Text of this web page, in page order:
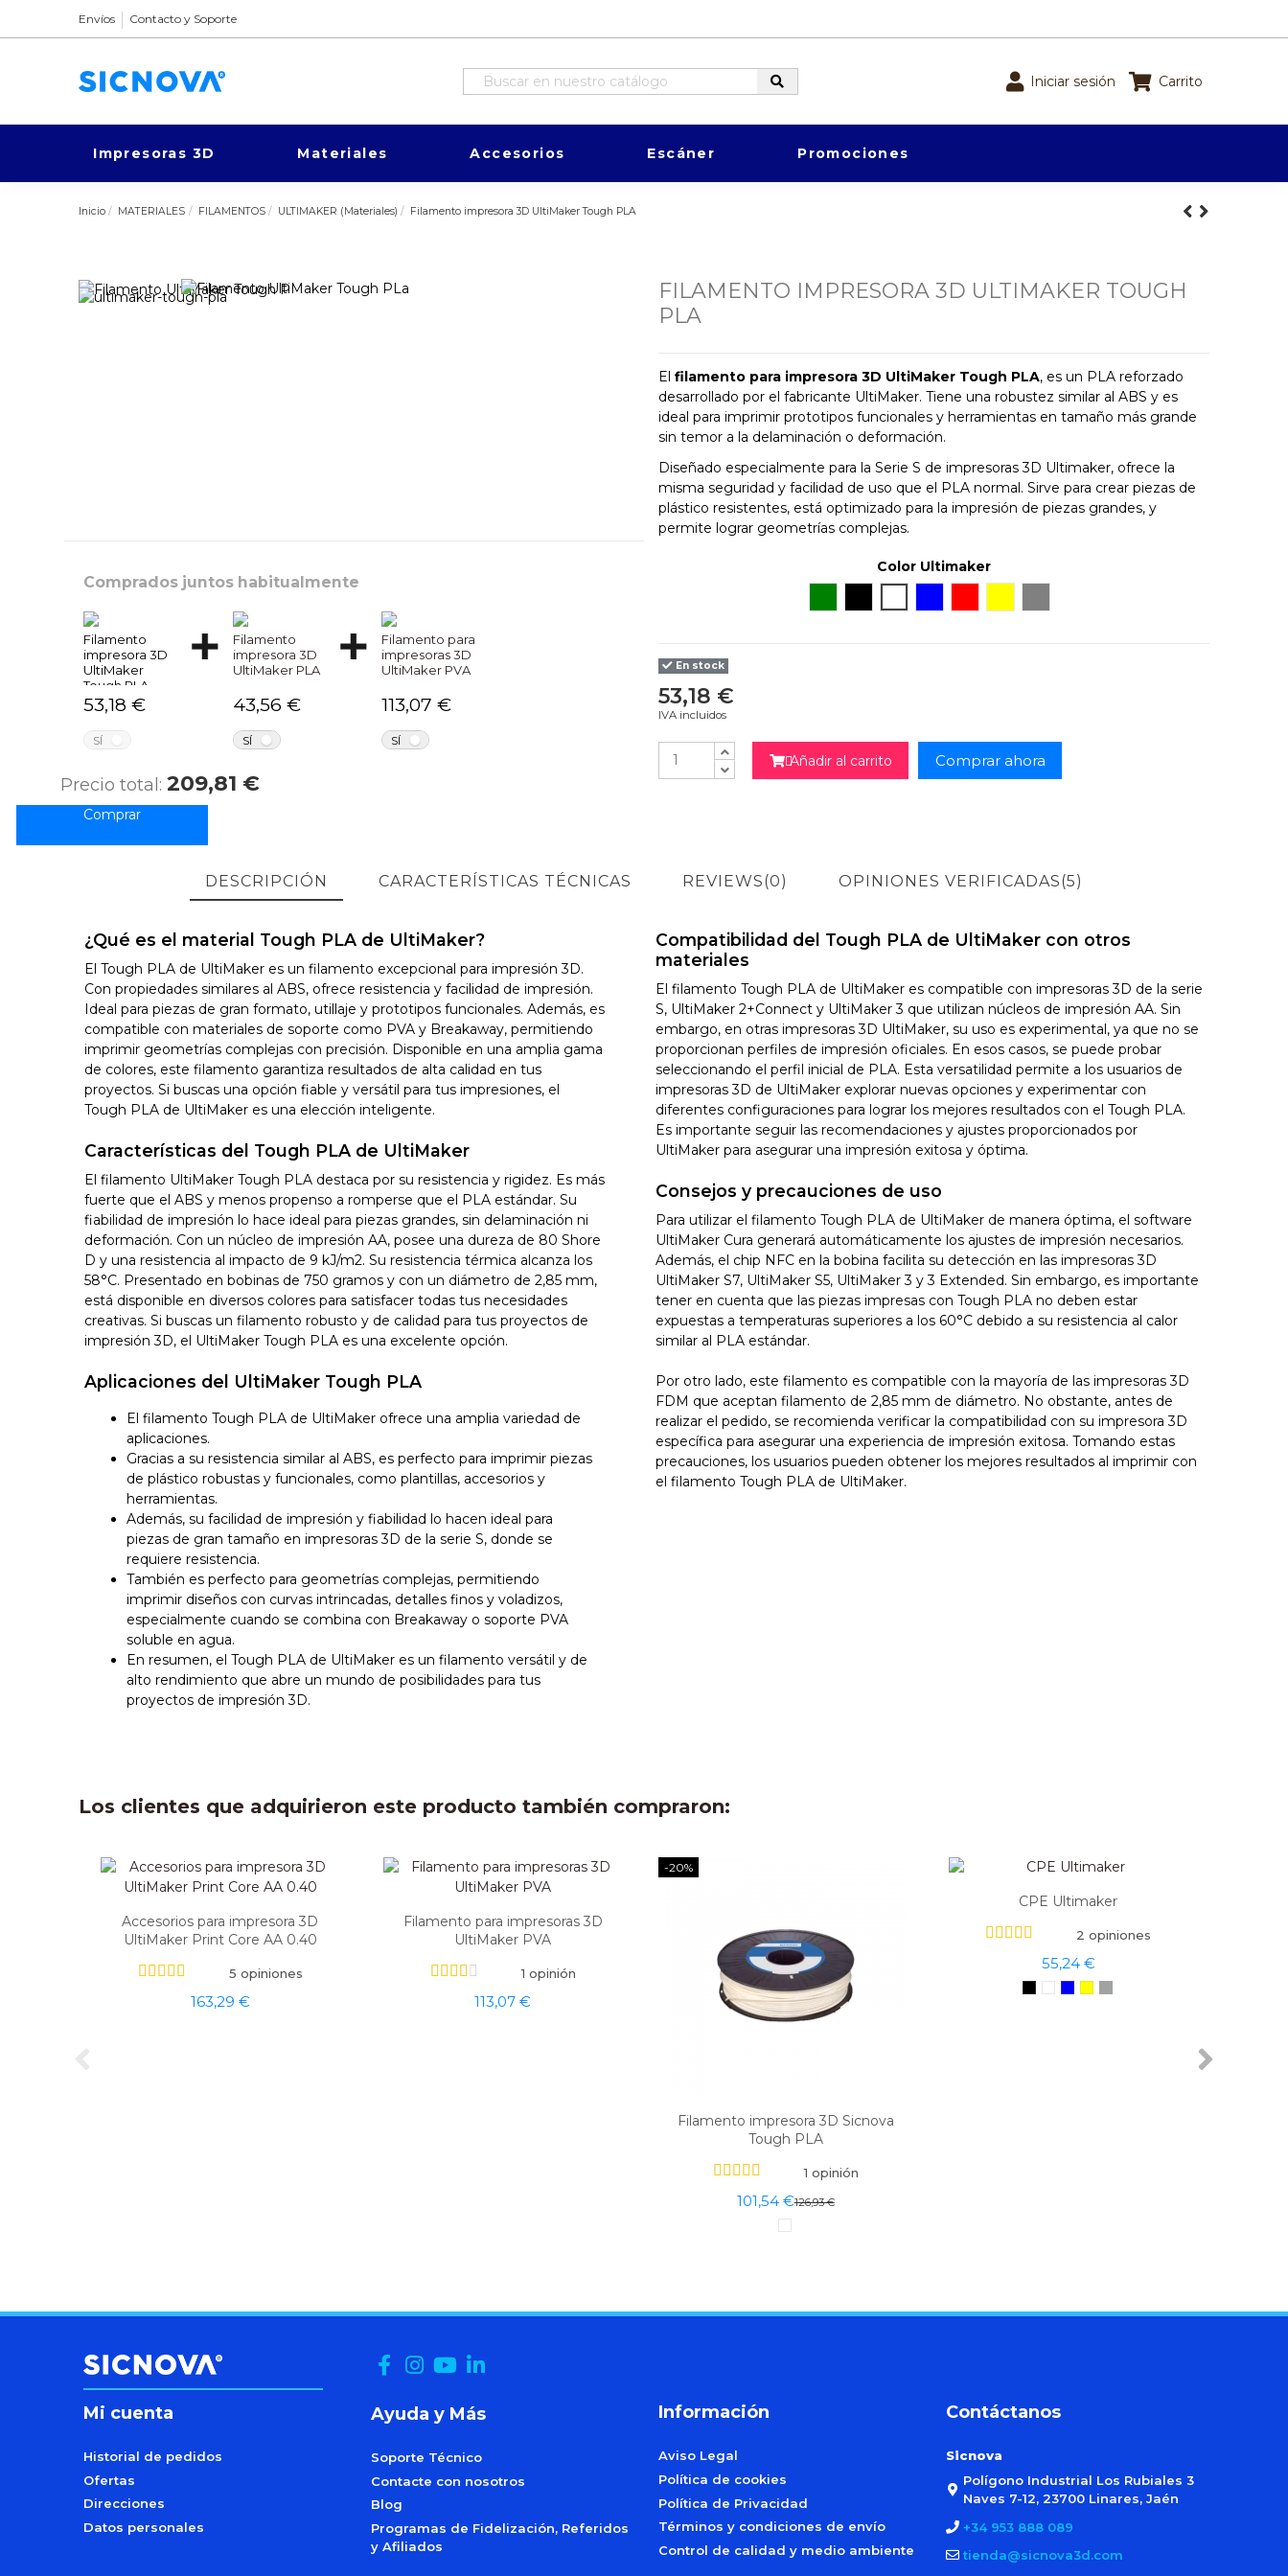
Envíos Contacto y Soporte
Iniciar sesión Carrito
Impresoras 3D Materiales Accesorios Escáner Promociones
Inicio MATERIALES FILAMENTOS ULTIMAKER (Materiales) Filamento impresora 3D UltiMaker Tough PLA
FILAMENTO IMPRESORA 3D ULTIMAKER TOUGH
PLA
El filamento para impresora 3D UltiMaker Tough PLA, es un PLA reforzado
desarrollado por el fabricante UltiMaker. Tiene una robustez similar al ABS y es
ideal para imprimir prototipos funcionales y herramientas en tamaño más grande
sin temor a la delaminación o deformación.
Diseñado especialmente para la Serie S de impresoras 3D Ultimaker, ofrece la
misma seguridad y facilidad de uso que el PLA normal. Sirve para crear piezas de
plástico resistentes, está optimizado para la impresión de piezas grandes, y
permite lograr geometrías complejas.
Color Ultimaker
En stock
53,18 €
IVA incluidos

Añadir al carrito Comprar ahora
Comprados juntos habitualmente
Filamento
impresora 3D
UltiMaker
Tough PLA
53,18 €
SÍ
Filamento
impresora 3D
UltiMaker PLA
43,56 €
SÍ
Filamento para
impresoras 3D
UltiMaker PVA
113,07 €
SÍ
Precio total:209,81 €
DESCRIPCIÓN CARACTERÍSTICAS TÉCNICAS REVIEWS(0) OPINIONES VERIFICADAS(5)
¿Qué es el material Tough PLA de UltiMaker?
El Tough PLA de UltiMaker es un filamento excepcional para impresión 3D.
Con propiedades similares al ABS, ofrece resistencia y facilidad de impresión.
Ideal para piezas de gran formato, utillaje y prototipos funcionales. Además, es
compatible con materiales de soporte como PVA y Breakaway, permitiendo
imprimir geometrías complejas con precisión. Disponible en una amplia gama
de colores, este filamento garantiza resultados de alta calidad en tus
proyectos. Si buscas una opción fiable y versátil para tus impresiones, el
Tough PLA de UltiMaker es una elección inteligente.
Características del Tough PLA de UltiMaker
El filamento UltiMaker Tough PLA destaca por su resistencia y rigidez. Es más
fuerte que el ABS y menos propenso a romperse que el PLA estándar. Su
fiabilidad de impresión lo hace ideal para piezas grandes, sin delaminación ni
deformación. Con un núcleo de impresión AA, posee una dureza de 80 Shore
D y una resistencia al impacto de 9 kJ/m2. Su resistencia térmica alcanza los
58°C. Presentado en bobinas de 750 gramos y con un diámetro de 2,85 mm,
está disponible en diversos colores para satisfacer todas tus necesidades
creativas. Si buscas un filamento robusto y de calidad para tus proyectos de
impresión 3D, el UltiMaker Tough PLA es una excelente opción.
Aplicaciones del UltiMaker Tough PLA
El filamento Tough PLA de UltiMaker ofrece una amplia variedad de
aplicaciones.
Gracias a su resistencia similar al ABS, es perfecto para imprimir piezas
de plástico robustas y funcionales, como plantillas, accesorios y
herramientas.
Además, su facilidad de impresión y fiabilidad lo hacen ideal para
piezas de gran tamaño en impresoras 3D de la serie S, donde se
requiere resistencia.
También es perfecto para geometrías complejas, permitiendo
imprimir diseños con curvas intrincadas, detalles finos y voladizos,
especialmente cuando se combina con Breakaway o soporte PVA
soluble en agua.
En resumen, el Tough PLA de UltiMaker es un filamento versátil y de
alto rendimiento que abre un mundo de posibilidades para tus
proyectos de impresión 3D.
Compatibilidad del Tough PLA de UltiMaker con otros
materiales
El filamento Tough PLA de UltiMaker es compatible con impresoras 3D de la serie
S, UltiMaker 2+Connect y UltiMaker 3 que utilizan núcleos de impresión AA. Sin
embargo, en otras impresoras 3D UltiMaker, su uso es experimental, ya que no se
proporcionan perfiles de impresión oficiales. En esos casos, se puede probar
seleccionando el perfil inicial de PLA. Esta versatilidad permite a los usuarios de
impresoras 3D de UltiMaker explorar nuevas opciones y experimentar con
diferentes configuraciones para lograr los mejores resultados con el Tough PLA.
Es importante seguir las recomendaciones y ajustes proporcionados por
UltiMaker para asegurar una impresión exitosa y óptima.
Consejos y precauciones de uso
Para utilizar el filamento Tough PLA de UltiMaker de manera óptima, el software
UltiMaker Cura generará automáticamente los ajustes de impresión necesarios.
Además, el chip NFC en la bobina facilita su detección en las impresoras 3D
UltiMaker S7, UltiMaker S5, UltiMaker 3 y 3 Extended. Sin embargo, es importante
tener en cuenta que las piezas impresas con Tough PLA no deben estar
expuestas a temperaturas superiores a los 60°C debido a su resistencia al calor
similar al PLA estándar.
Por otro lado, este filamento es compatible con la mayoría de las impresoras 3D
FDM que aceptan filamento de 2,85 mm de diámetro. No obstante, antes de
realizar el pedido, se recomienda verificar la compatibilidad con su impresora 3D
específica para asegurar una experiencia de impresión exitosa. Tomando estas
precauciones, los usuarios pueden obtener los mejores resultados al imprimir con
el filamento Tough PLA de UltiMaker.
Los clientes que adquirieron este producto también compraron:
Accesorios para impresora 3D
UltiMaker Print Core AA 0.40
5 opiniones
163,29 €
Filamento para impresoras 3D
UltiMaker PVA
1 opinión
113,07 €
-20%
Filamento impresora 3D Sicnova
Tough PLA
1 opinión
101,54 €126,93 €
CPE Ultimaker
2 opiniones
55,24 €
Mi cuenta
Historial de pedidos
Ofertas
Direcciones
Datos personales
Ayuda y Más
Soporte Técnico
Contacte con nosotros
Blog
Programas de Fidelización, Referidos
y Afiliados
Información
Aviso Legal
Política de cookies
Política de Privacidad
Términos y condiciones de envío
Control de calidad y medio ambiente
Contáctanos
Sicnova
Polígono Industrial Los Rubiales 3
Naves 7-12, 23700 Linares, Jaén
+34 953 888 089
tienda@sicnova3d.com